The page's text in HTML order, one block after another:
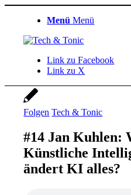
Menü Menü
Link zu Facebook
Link zu X
Folgen Tech & Tonic
#14 Jan Kuhlen:
Künstliche
ändert KI alles?